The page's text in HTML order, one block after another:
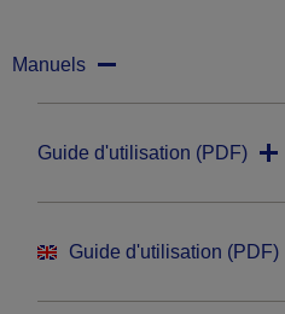
Manuels
Guide d'utilisation (PDF)
Guide d'utilisation (PDF)